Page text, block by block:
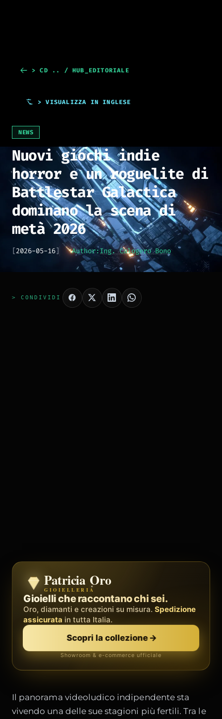
> CD .. / HUB_EDITORIALE
> VISUALIZZA IN INGLESE
NEWS
Nuovi giochi indie
horror e un roguelite di
Battlestar Galactica
dominano la scena di
metà 2026
[2026-05-16] Author:Ing. Calogero Bono
> CONDIVIDI
Zenith
BY METEORA WEB
Il sistema operativo della tua attività.
Social, clienti, prenotazioni e fatture inun'unica
piattaforma. Palestre, barber, professionisti.
Scopri Zenith →
Demo gratis · senza carta
Patricia Oro
GIOIELLERIA
Gioielli che raccontano chi sei.
Oro, diamanti e creazioni su misura. Spedizione
assicurata in tutta Italia.
Scopri la collezione→
Showroom & e-commerce ufficiale
Il panorama videoludico indipendente sta
vivendo una delle sue stagioni più fertili. Tra le